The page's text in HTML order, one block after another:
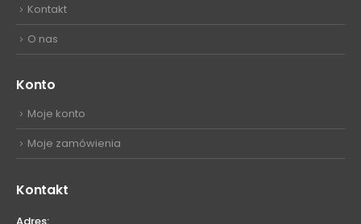
Kontakt
O nas
Konto
Moje konto
Moje zamówienia
Kontakt